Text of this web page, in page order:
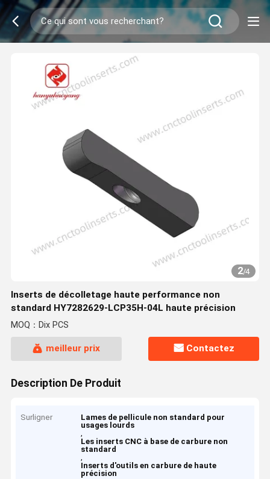
2/4
Inserts de décolletage haute performance non
standard HY7282629-LCP35H-04L haute précision
MOQ：Dix PCS
meilleur prix Contactez
Description De Produit
Surligner
Lames de pellicule non standard pour
usages lourds
,
Les inserts CNC à base de carbure non
standard
,
Inserts d'outils en carbure de haute
précision